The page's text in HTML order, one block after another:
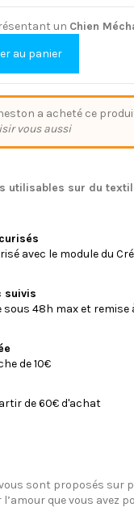
un Chien
au panier
a acheté ce
vous aussi
utilisables sur du
avec le module du
suivis
sous 48h max et
de 10€
de 60€ d'achat
sont proposés sur
que vous avez